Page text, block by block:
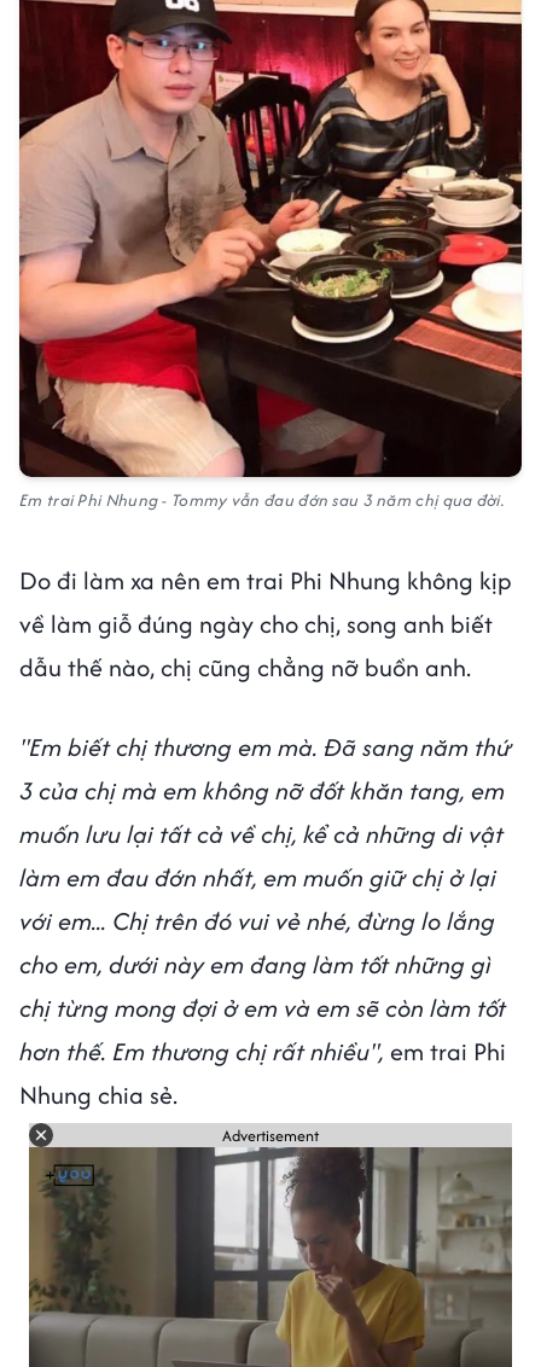
Em trai Phi Nhung - Tommy vẫn đau đớn sau 3 năm chị qua đời.
Do đi làm xa nên em trai Phi Nhung không kịp
về làm giỗ đúng ngày cho chị, song anh biết
dẫu thế nào, chị cũng chẳng nỡ buồn anh.
"Em biết chị thương em mà. Đã sang năm thứ
3 của chị mà em không nỡ đốt khăn tang, em
muốn lưu lại tất cả về chị, kể cả những di vật
làm em đau đớn nhất, em muốn giữ chị ở lại
với em... Chị trên đó vui vẻ nhé, đừng lo lắng
cho em, dưới này em đang làm tốt những gì
chị từng mong đợi ở em và em sẽ còn làm tốt
hơn thế. Em thương chị rất nhiều", em trai Phi
Nhung chia sẻ.
Advertisement